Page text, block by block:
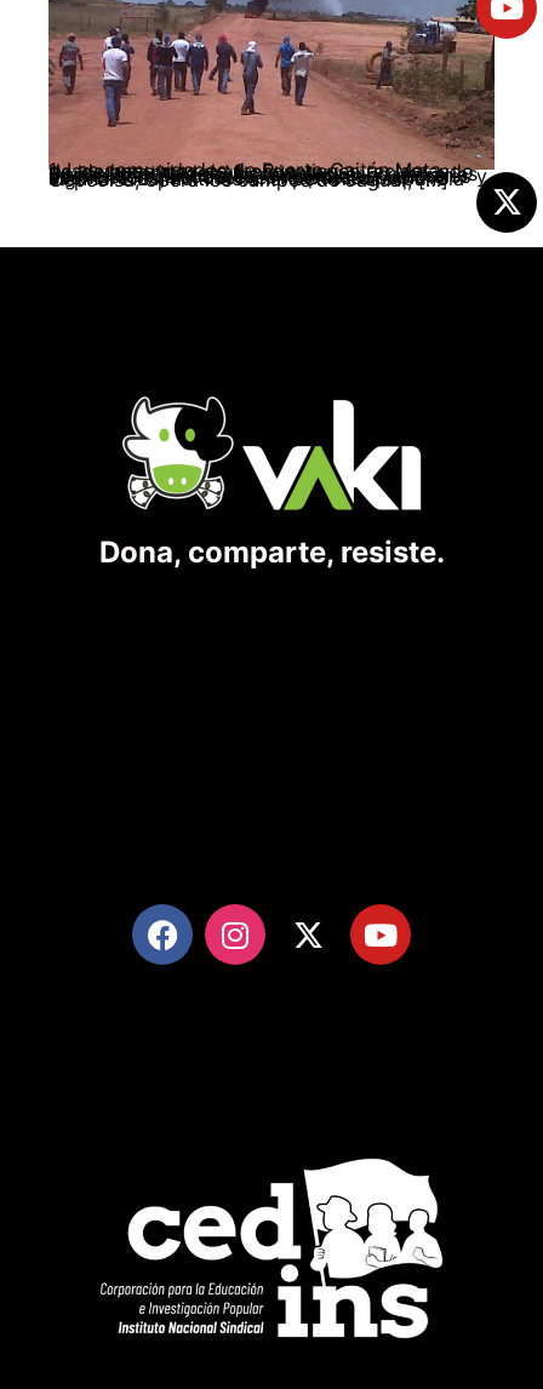
1. Las comunidades de Puerto Gaitán Meta, desde hace mas de 6 años vienen reclamando de las autoridades Municipales, Departamentales, y Nacionales, así como a las operadoras petroleras, la solución a una serie de problemas sociales, ambientales, laborales y económicos, sin obtener respuesta positiva alguna. 2.La Multinacional petrolera española Cepcolsa, opera los campos de Jaguar, […]
Dona, comparte, resiste.